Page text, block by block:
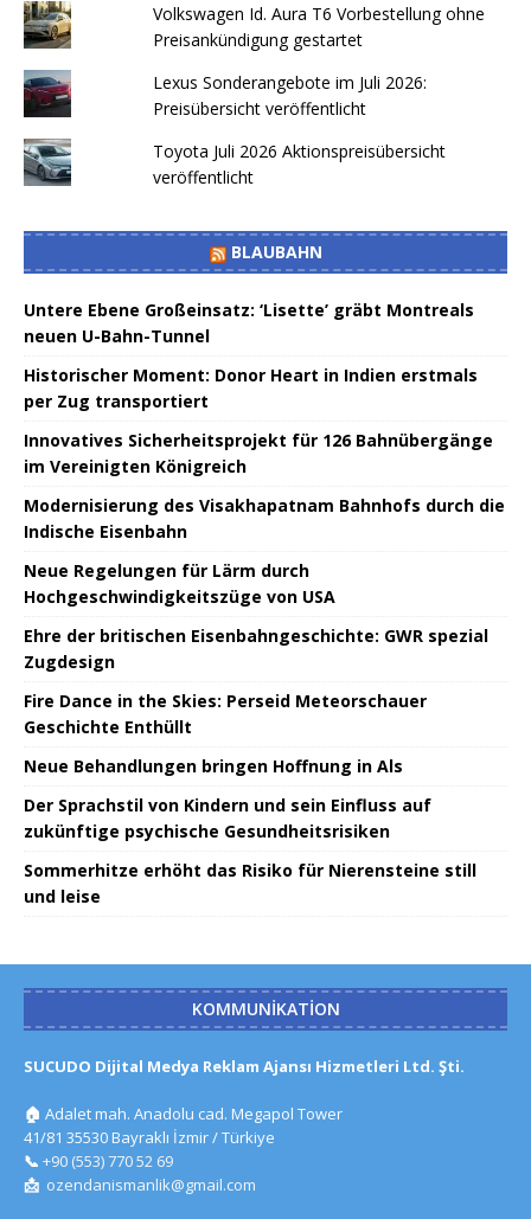
Volkswagen Id. Aura T6 Vorbestellung ohne
Preisankündigung gestartet
Lexus Sonderangebote im Juli 2026:
Preisübersicht veröffentlicht
Toyota Juli 2026 Aktionspreisübersicht
veröffentlicht
BLAUBAHN
Untere Ebene Großeinsatz: ‘Lisette’ gräbt Montreals
neuen U-Bahn-Tunnel
Historischer Moment: Donor Heart in Indien erstmals
per Zug transportiert
Innovatives Sicherheitsprojekt für 126 Bahnübergänge
im Vereinigten Königreich
Modernisierung des Visakhapatnam Bahnhofs durch die
Indische Eisenbahn
Neue Regelungen für Lärm durch
Hochgeschwindigkeitszüge von USA
Ehre der britischen Eisenbahngeschichte: GWR spezial
Zugdesign
Fire Dance in the Skies: Perseid Meteorschauer
Geschichte Enthüllt
Neue Behandlungen bringen Hoffnung in Als
Der Sprachstil von Kindern und sein Einfluss auf
zukünftige psychische Gesundheitsrisiken
Sommerhitze erhöht das Risiko für Nierensteine ​​​​still
und leise
KOMMUNIKATION
SUCUDO Dijital Medya Reklam Ajansı Hizmetleri Ltd. Şti.
🏠 Adalet mah. Anadolu cad. Megapol Tower
41/81 35530 Bayraklı İzmir / Türkiye
📞 +90 (553) 770 52 69
📩 ozendanismanlik@gmail.com